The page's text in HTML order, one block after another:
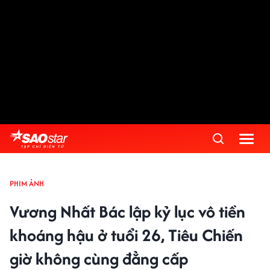
PHIM ẢNH
Vương Nhất Bác lập kỷ lục vô tiền
khoáng hậu ở tuổi 26, Tiêu Chiến
giờ không cùng đẳng cấp